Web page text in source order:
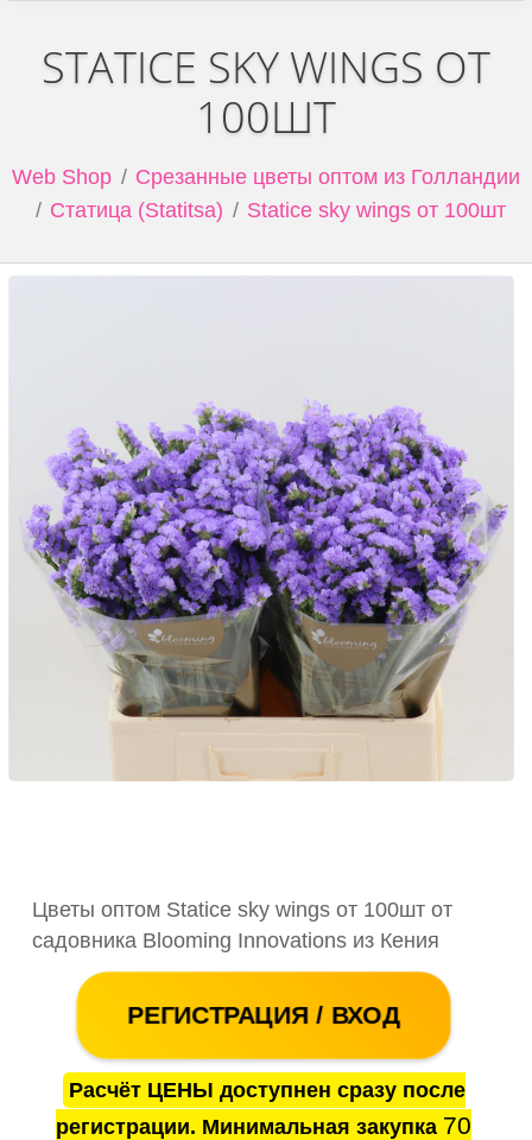
STATICE SKY WINGS ОТ
100ШТ
Web Shop
Срезанные цветы оптом из Голландии
Статица (Statitsa)
Statice sky wings от 100шт
Цветы оптом Statice sky wings от 100шт от
садовника Blooming Innovations из Кения
РЕГИСТРАЦИЯ / ВХОД
Расчёт ЦЕНЫ доступнен сразу после
регистрации. Минимальная закупка 70